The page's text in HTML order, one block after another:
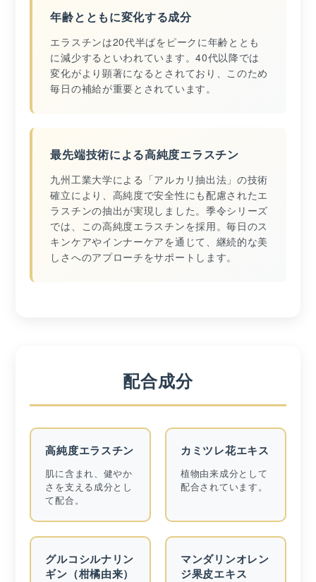
年齢とともに変化する成分
エラスチンは20代半ばをピークに年齢ととも
に減少するといわれています。40代以降では
変化がより顕著になるとされており、このため
毎日の補給が重要とされています。
最先端技術による高純度エラスチン
九州工業大学による「アルカリ抽出法」の技術
確立により、高純度で安全性にも配慮されたエ
ラスチンの抽出が実現しました。季令シリーズ
では、この高純度エラスチンを採用。毎日のス
キンケアやインナーケアを通じて、継続的な美
しさへのアプローチをサポートします。
配合成分
高純度エラスチン
肌に含まれ、健やか
さを支える成分とし
て配合。
カミツレ花エキス
植物由来成分として
配合されています。
グルコシルナリン
ギン（柑橘由来）
マンダリンオレン
ジ果皮エキス